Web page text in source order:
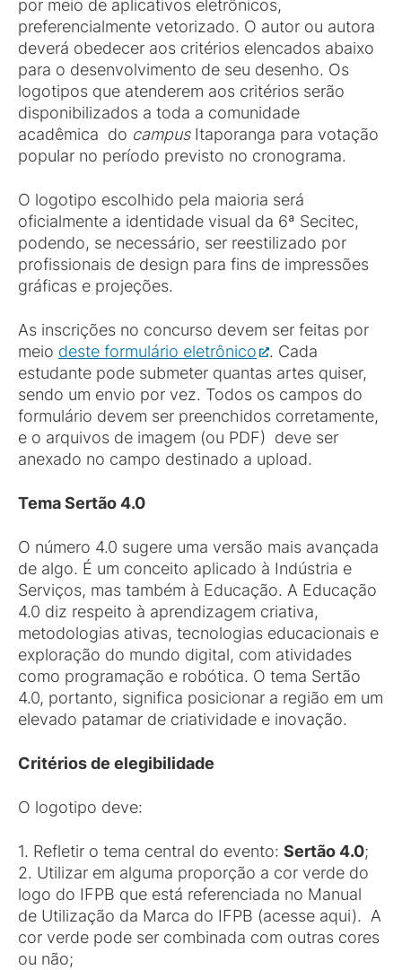
por meio de aplicativos eletrônicos,
preferencialmente vetorizado. O autor ou autora
deverá obedecer aos critérios elencados abaixo
para o desenvolvimento de seu desenho. Os
logotipos que atenderem aos critérios serão
disponibilizados a toda a comunidade
acadêmica do campus Itaporanga para votação
popular no período previsto no cronograma.
O logotipo escolhido pela maioria será
oficialmente a identidade visual da 6ª Secitec,
podendo, se necessário, ser reestilizado por
profissionais de design para fins de impressões
gráficas e projeções.
As inscrições no concurso devem ser feitas por
meio deste formulário eletrônico
. Cada
estudante pode submeter quantas artes quiser,
sendo um envio por vez. Todos os campos do
formulário devem ser preenchidos corretamente,
e o arquivos de imagem (ou PDF) deve ser
anexado no campo destinado a upload.
Tema Sertão 4.0
O número 4.0 sugere uma versão mais avançada
de algo. É um conceito aplicado à Indústria e
Serviços, mas também à Educação. A Educação
4.0 diz respeito à aprendizagem criativa,
metodologias ativas, tecnologias educacionais e
exploração do mundo digital, com atividades
como programação e robótica. O tema Sertão
4.0, portanto, significa posicionar a região em um
elevado patamar de criatividade e inovação.
Critérios de elegibilidade
O logotipo deve:
1. Refletir o tema central do evento: Sertão 4.0;
2. Utilizar em alguma proporção a cor verde do
logo do IFPB que está referenciada no Manual
de Utilização da Marca do IFPB (acesse aqui). A
cor verde pode ser combinada com outras cores
ou não;